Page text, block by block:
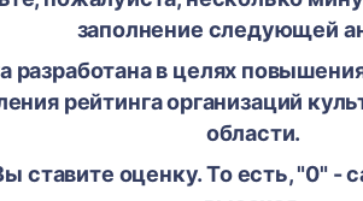
заполнение следующей
разработана в целях
рейтинга организаций
области.
ставите оценку. То есть, "0" -